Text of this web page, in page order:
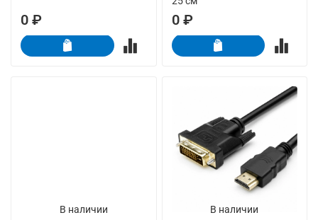
0 ₽ 0 ₽
В наличии
В наличии